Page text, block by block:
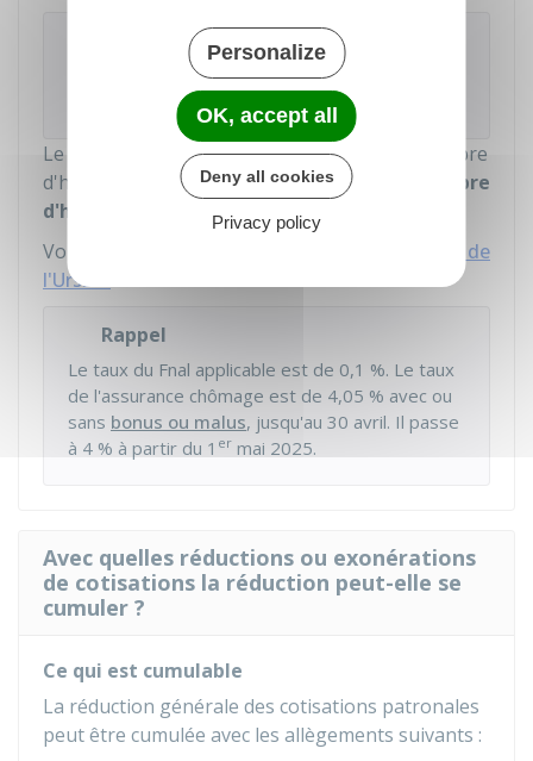
Attention
Le coefficient de réduction sur les cotisations
versées aux IRC ne doit pas dépasser
Le calcul du temps de travail s'effectue en nombre
d'heures annuelles de la façon suivante : [
nombre
d'heures travaillées par semaine *52/12
Vous trouvez des
exemples de calcul sur le site de
l'Urssaf
Rappel
Le taux du Fnal applicable est de 0,1 %. Le taux
de l'assurance chômage est de 4,05 % avec ou
sans bonus ou malus, jusqu'au 30 avril. Il passe
à 4 % à partir du 1 er mai 2025.
Avec quelles réductions ou exonérations
de cotisations la réduction peut-elle se
cumuler ?
Ce qui est cumulable
La réduction générale des cotisations patronales
peut être cumulée avec les allègements suivants :
Personalize
OK, accept all
Deny all cookies
Privacy policy